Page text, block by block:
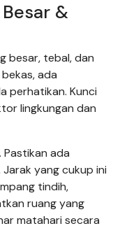
&
besar, tebal, dan
ada
perhatikan. Kunci
lingkungan dan
Pastikan ada
yang cukup ini
tindih,
ruang yang
matahari secara